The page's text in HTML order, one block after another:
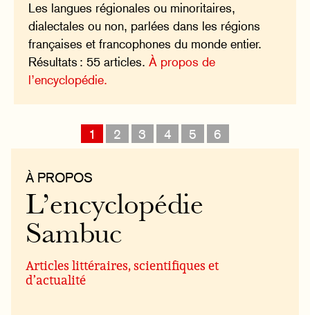
Les langues régionales ou minoritaires,
dialectales ou non, parlées dans les régions
françaises et francophones du monde entier.
Résultats : 55 articles.À propos de
l’encyclopédie.
1 2 3 4 5 6
À PROPOS
L’encyclopédie
Sambuc
Articles littéraires, scientifiques et
d’actualité